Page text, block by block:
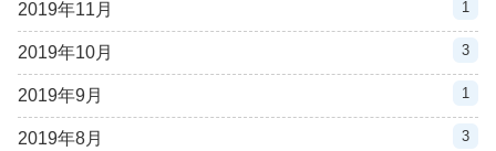
2019年11月 1
2019年10月 3
2019年9月 1
2019年8月 3